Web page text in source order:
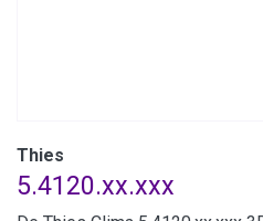
Thies
5.4120.xx.xxx